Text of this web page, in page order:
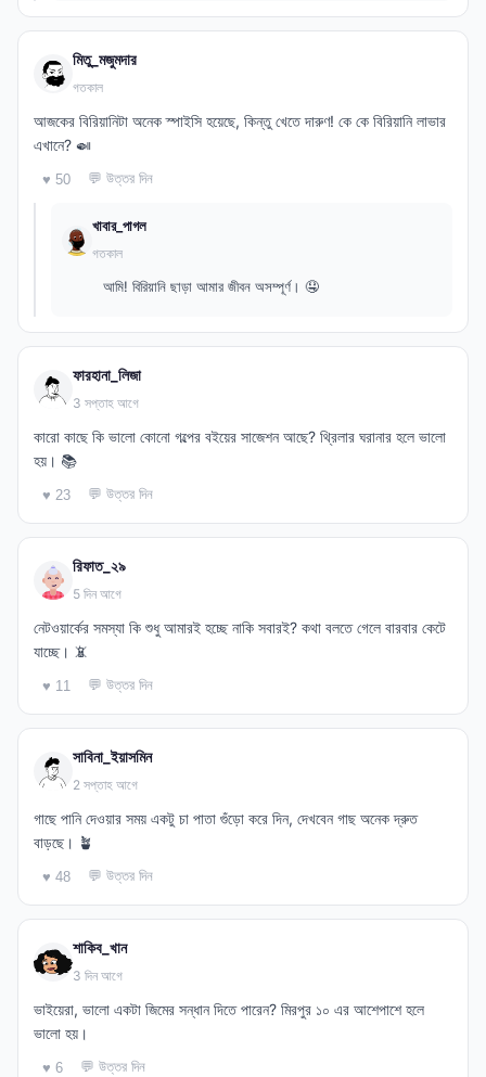
মিতু_মজুমদার
গতকাল
আজকের বিরিয়ানিটা অনেক স্পাইসি হয়েছে, কিন্তু খেতে দারুণ! কে কে বিরিয়ানি লাভার
এখানে? 🍛
♥ 50 💬 উত্তর দিন
খাবার_পাগল
গতকাল
আমি! বিরিয়ানি ছাড়া আমার জীবন অসম্পূর্ণ। 🤤
ফারহানা_লিজা
3 সপ্তাহ আগে
কারো কাছে কি ভালো কোনো গল্পের বইয়ের সাজেশন আছে? থ্রিলার ঘরানার হলে ভালো
হয়। 📚
♥ 23 💬 উত্তর দিন
রিফাত_২৯
5 দিন আগে
নেটওয়ার্কের সমস্যা কি শুধু আমারই হচ্ছে নাকি সবারই? কথা বলতে গেলে বারবার কেটে
যাচ্ছে। 📵
♥ 11 💬 উত্তর দিন
সাবিনা_ইয়াসমিন
2 সপ্তাহ আগে
গাছে পানি দেওয়ার সময় একটু চা পাতা গুঁড়ো করে দিন, দেখবেন গাছ অনেক দ্রুত
বাড়ছে। 🪴
♥ 48 💬 উত্তর দিন
শাকিব_খান
3 দিন আগে
ভাইয়েরা, ভালো একটা জিমের সন্ধান দিতে পারেন? মিরপুর ১০ এর আশেপাশে হলে
ভালো হয়।
♥ 6 💬 উত্তর দিন